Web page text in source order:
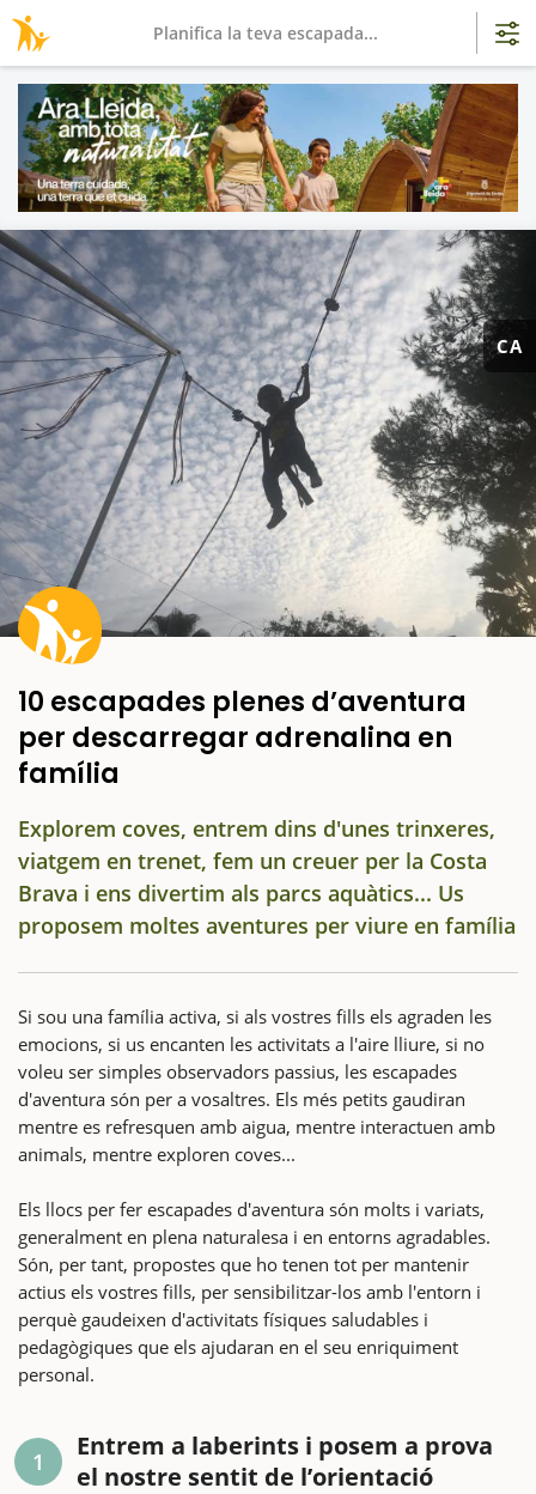
CA
10 escapades plenes d’aventura
per descarregar adrenalina en
família
Explorem coves, entrem dins d'unes trinxeres,
viatgem en trenet, fem un creuer per la Costa
Brava i ens divertim als parcs aquàtics... Us
proposem moltes aventures per viure en família
Si sou una família activa, si als vostres fills els agraden les
emocions, si us encanten les activitats a l'aire lliure, si no
voleu ser simples observadors passius, les escapades
d'aventura són per a vosaltres. Els més petits gaudiran
mentre es refresquen amb aigua, mentre interactuen amb
animals, mentre exploren coves...
Els llocs per fer escapades d'aventura són molts i variats,
generalment en plena naturalesa i en entorns agradables.
Són, per tant, propostes que ho tenen tot per mantenir
actius els vostres fills, per sensibilitzar-los amb l'entorn i
perquè gaudeixen d'activitats físiques saludables i
pedagògiques que els ajudaran en el seu enriquiment
personal.
1
Entrem a laberints i posem a prova
el nostre sentit de l’orientació
Planifica la teva escapada...